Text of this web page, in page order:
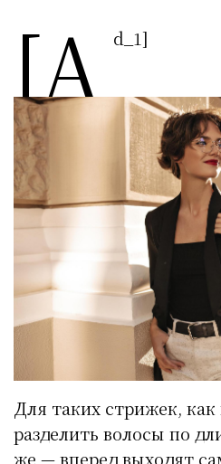
[a d_1]
Для таких стрижек,
разделить волосы по
же — вперед выходят